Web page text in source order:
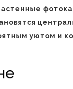
уютом и